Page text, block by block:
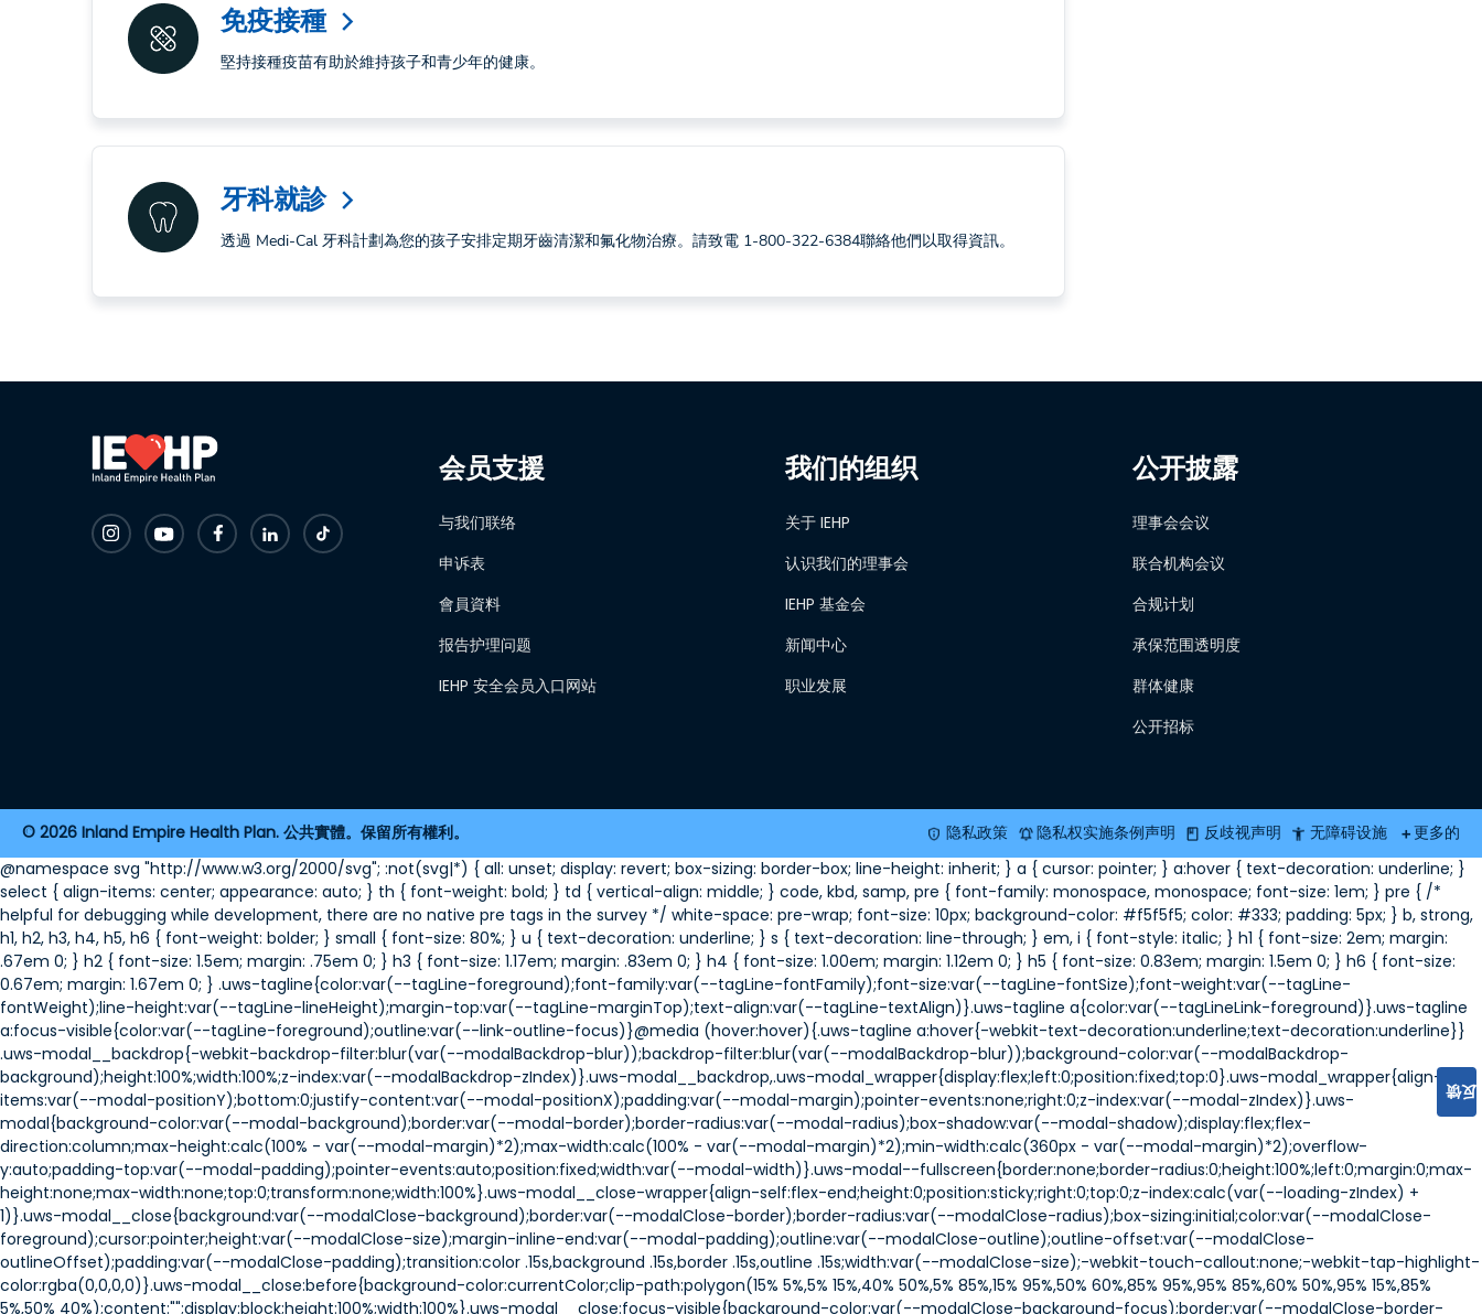
免疫接種 arrow_forward_ios
堅持接種疫苗有助於維持孩子和青少年的健康。
牙科就診 arrow_forward_ios
透過 Medi-Cal 牙科計劃為您的孩子安排定期牙齒清潔和氟化物治療。請致電 1-800-322-6384聯絡他們以取得資訊。
会员支援
与我们联络
申诉表
會員資料
报告护理问题
IEHP 安全会员入口网站
我们的组织
关于 IEHP
认识我们的理事会
IEHP 基金会
新闻中心
职业发展
公开披露
理事会会议
联合机构会议
合规计划
承保范围透明度
群体健康
公开招标
2026 Inland Empire Health Plan. 公共實體。保留所有權利。 隐私政策 隐私权实施条例声明 反歧视声明 无障碍设施 更多的